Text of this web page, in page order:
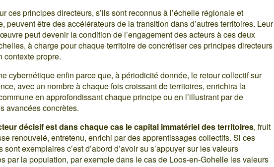
ces principes directeurs, s’ils sont reconnus à l’échelle régionale et
peuvent être des accélérateurs de la transition dans d’autres territoires. Leur
peut devenir la condition de l’engagement des acteurs à ces deux
à charge pour chaque territoire de concrétiser ces principes directeurs
contexte propre.
cybernétique enfin parce que, à périodicité donnée, le retour collectif sur
avec un nombre à chaque fois croissant de territoires, enrichira la
en approfondissant chaque principe ou en l’illustrant par de
avancées concrètes.
décisif est dans chaque cas le capital immatériel des territoires, fruit
renouvelé, entretenu, enrichi par des apprentissages collectifs. Si ces
sont exemplaires c’est d’abord d’avoir su s’appuyer sur les valeurs
par la population, par exemple dans le cas de Loos-en-Gohelle les valeurs